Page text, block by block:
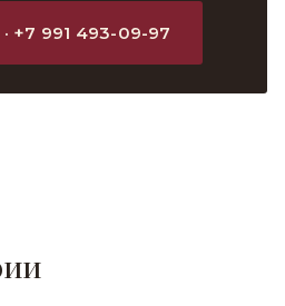
+7 991 493-09-97